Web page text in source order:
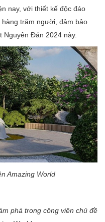
nay, với thiết kế độc đáo
trăm người, đảm bảo
Nguyên Đán 2024 này.
Amazing World
phá trong công viên chủ đề